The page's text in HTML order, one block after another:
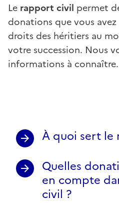
Le rapport civil permet
donations que vous
droits des héritiers au
votre succession. Nous
informations à connaître.
À quoi sert le
Quelles
en compte
civil ?